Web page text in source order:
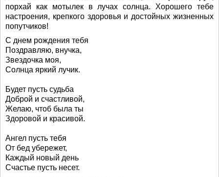
порхай как мотылек в лучах солнца. Хорошего тебе
настроения, крепкого здоровья и достойных жизненных
попутчиков!
С днем рождения тебя
Поздравляю, внучка,
Звездочка моя,
Солнца яркий лучик.
Будет пусть судьба
Доброй и счастливой,
Желаю, чтоб была ты
Здоровой и красивой.
Ангел пусть тебя
От бед убережет,
Каждый новый день
Счастье пусть несет.